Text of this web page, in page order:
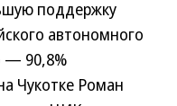
поддержку
автономного
— 90,8%
Чукотке Роман